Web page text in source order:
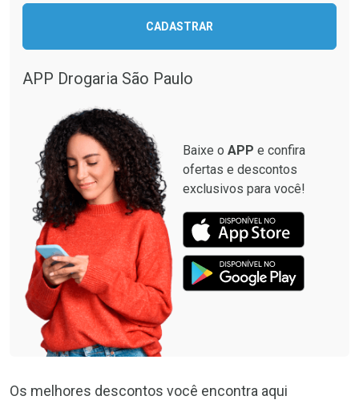
Comprar sem Desconto
Comprar sem Desconto
Por R$ 52,47/cada
CADASTRAR
APP Drogaria São Paulo
Baixe o APP e confira
ofertas e descontos
exclusivos para você!
Os melhores descontos você encontra aqui